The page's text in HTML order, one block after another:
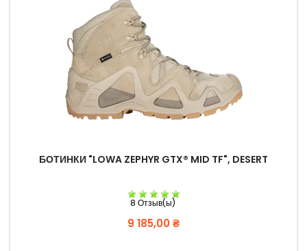
БОТИНКИ "LOWA ZEPHYR GTX® MID TF", DESERT
8 Отзыв(ы)
Цена
9 185,00 ₴